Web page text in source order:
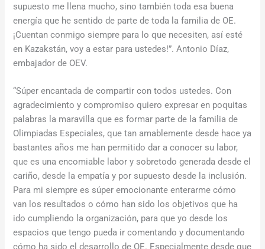
supuesto me llena mucho, sino también toda esa buena
energía que he sentido de parte de toda la familia de OE.
¡Cuentan conmigo siempre para lo que necesiten, así esté
en Kazakstán, voy a estar para ustedes!”. Antonio Díaz,
embajador de OEV.
“Súper encantada de compartir con todos ustedes. Con
agradecimiento y compromiso quiero expresar en poquitas
palabras la maravilla que es formar parte de la familia de
Olimpiadas Especiales, que tan amablemente desde hace ya
bastantes años me han permitido dar a conocer su labor,
que es una encomiable labor y sobretodo generada desde el
cariño, desde la empatía y por supuesto desde la inclusión.
Para mi siempre es súper emocionante enterarme cómo
van los resultados o cómo han sido los objetivos que ha
ido cumpliendo la organización, para que yo desde los
espacios que tengo pueda ir comentando y documentando
cómo ha sido el desarrollo de OE. Especialmente desde que